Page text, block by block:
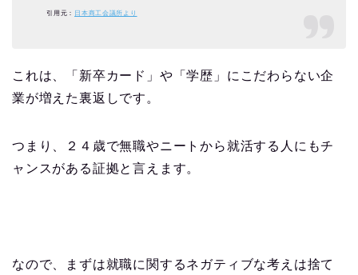
引用元： 日本商工会議所より
これは、「新卒カード」や「学歴」にこだわらない企
業が増えた裏返しです。
つまり、２４歳で無職やニートから就活する人にもチ
ャンスがある証拠と言えます。
なので、まずは就職に関するネガティブな考えは捨て